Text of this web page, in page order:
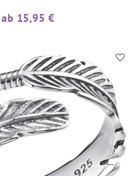
ab 15,95 €